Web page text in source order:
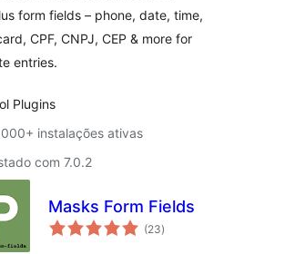
form fields – phone, date, time,
CPF, CNPJ, CEP & more for
entries.
Plugins
instalações ativas
com 7.0.2
Masks Form Fields
(23avaliações
totais
)